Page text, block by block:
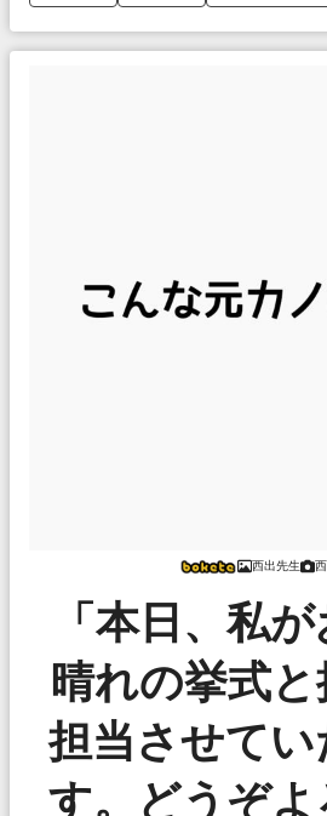
西出先生
「本日、私
晴れの挙式
担当させてい
す。どうぞ